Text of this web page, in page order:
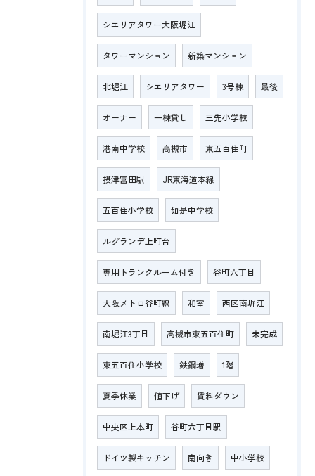
シエリアタワー大阪堀江
タワーマンション 新築マンション
北堀江 シエリアタワー 3号棟 最後
オーナー 一棟貸し 三先小学校
港南中学校 高槻市 東五百住町
摂津富田駅 JR東海道本線
五百住小学校 如是中学校
ルグランデ上町台
専用トランクルーム付き 谷町六丁目
大阪メトロ谷町線 和室 西区南堀江
南堀江3丁目 高槻市東五百住町 未完成
東五百住小学校 鉄鋼増 1階
夏季休業 値下げ 賃料ダウン
中央区上本町 谷町六丁目駅
ドイツ製キッチン 南向き 中小学校